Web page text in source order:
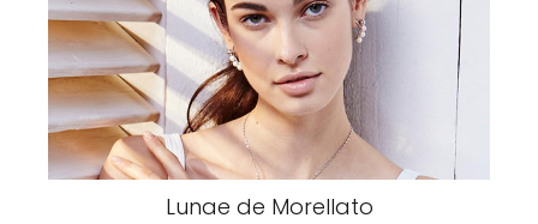
Lunae de Morellato